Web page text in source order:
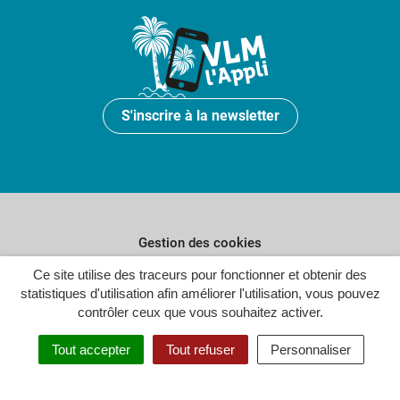
Ce site utilise des traceurs pour fonctionner et obtenir des
statistiques d'utilisation afin améliorer l'utilisation, vous pouvez
contrôler ceux que vous souhaitez activer.
Tout accepter Tout refuser Personnaliser
S'inscrire à la newsletter
Gestion des cookies
Plan du site
Politique de confidentialité
Crédits